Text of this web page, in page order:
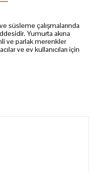
süsleme çalışmalarında
Yumurta akına
ve parlak merenkler
ve ev kullanıcıları için